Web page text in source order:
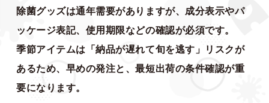
除菌グッズは通年需要がありますが、成分表示やパ
ッケージ表記、使用期限などの確認が必須です。
季節アイテムは「納品が遅れて旬を逃す」リスクが
あるため、早めの発注と、最短出荷の条件確認が重
要になります。